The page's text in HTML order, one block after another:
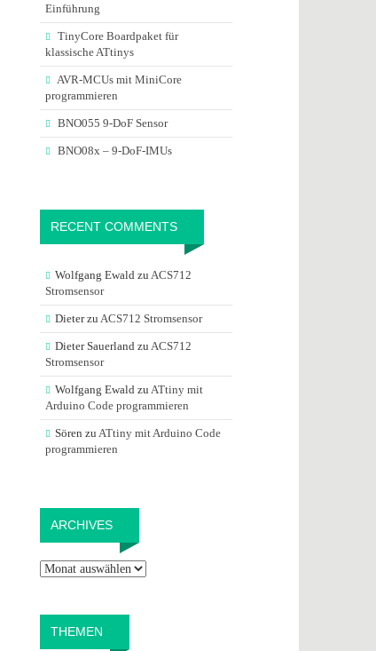
Einführung
TinyCore Boardpaket für
klassische ATtinys
AVR-MCUs mit MiniCore
programmieren
BNO055 9-DoF Sensor
BNO08x – 9-DoF-IMUs
RECENT COMMENTS
Wolfgang Ewaldzu ACS712
Stromsensor
Dieterzu ACS712 Stromsensor
Dieter Sauerlandzu ACS712
Stromsensor
Wolfgang Ewaldzu ATtiny mit
Arduino Code programmieren
Sören zu ATtiny mit Arduino Code
programmieren
ARCHIVES
THEMEN